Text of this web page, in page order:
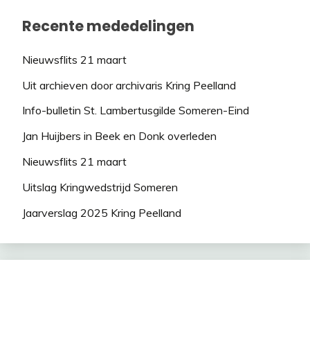
Recente mededelingen
Nieuwsflits 21 maart
Uit archieven door archivaris Kring Peelland
Info-bulletin St. Lambertusgilde Someren-Eind
Jan Huijbers in Beek en Donk overleden
Nieuwsflits 21 maart
Uitslag Kringwedstrijd Someren
Jaarverslag 2025 Kring Peelland